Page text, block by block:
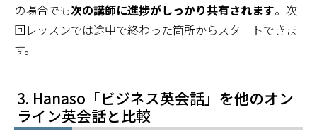
の場合でも次の講師に進捗がしっかり共有されます。次
回レッスンでは途中で終わった箇所からスタートできま
す。
Hanaso「ビジネス英会話」を他のオン
ライン英会話と比較